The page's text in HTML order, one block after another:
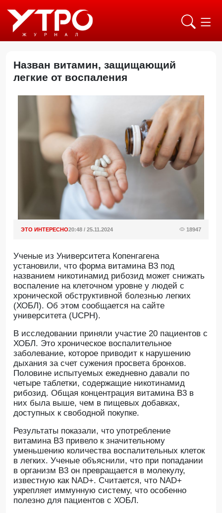
Назван витамин, защищающий
легкие от воспаления
ЭТО ИНТЕРЕСНО20:48 / 25.11.2024 18947
Ученые из Университета Копенгагена
установили, что форма витамина B3 под
названием никотинамид рибозид может снижать
воспаление на клеточном уровне у людей с
хронической обструктивной болезнью легких
(ХОБЛ). Об этом сообщается на сайте
университета (UCPH).
В исследовании приняли участие 20 пациентов с
ХОБЛ. Это хроническое воспалительное
заболевание, которое приводит к нарушению
дыхания за счет сужения просвета бронхов.
Половине испытуемых ежедневно давали по
четыре таблетки, содержащие никотинамид
рибозид. Общая концентрация витамина B3 в
них была выше, чем в пищевых добавках,
доступных к свободной покупке.
Результаты показали, что употребление
витамина B3 привело к значительному
уменьшению количества воспалительных клеток
в легких. Ученые объяснили, что при попадании
в организм В3 он превращается в молекулу,
известную как NAD+. Считается, что NAD+
укрепляет иммунную систему, что особенно
полезно для пациентов с ХОБЛ.